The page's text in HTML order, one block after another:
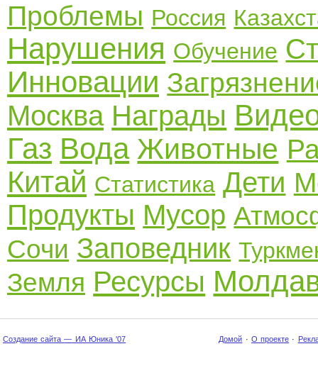
Проблемы Россия
Нарушения Обучение
Инновации
Москва Награды
Газ Вода Животные
Китай Статистика Дети
Продукты Мусор
Сочи Заповедник
Земля Ресурсы
Создание сайта — ИА Юника '07 Домой · О проекте ·